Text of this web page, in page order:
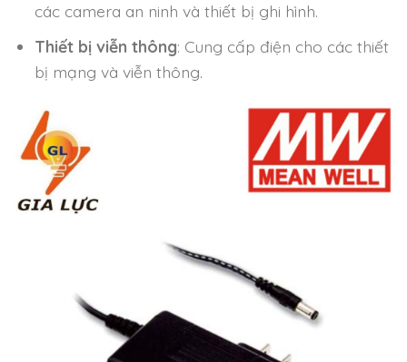
các camera an ninh và thiết bị ghi hình.
Thiết bị viễn thông: Cung cấp điện cho các thiết
bị mạng và viễn thông.